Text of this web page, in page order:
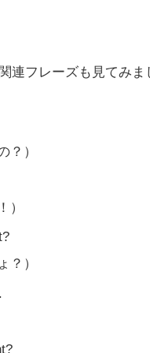
連フレーズも見てみま
？）
）
？）